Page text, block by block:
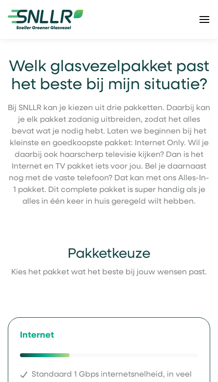
Welk glasvezelpakket past
het beste bij mijn situatie?
Bij SNLLR kan je kiezen uit drie pakketten. Daarbij kan
je elk pakket zodanig uitbreiden, zodat het alles
bevat wat je nodig hebt. Laten we beginnen bij het
kleinste en goedkoopste pakket: Internet Only. Wil je
daarbij ook haarscherp televisie kijken? Dan is het
Internet en TV pakket iets voor jou. Bel je daarnaast
nog met de vaste telefoon? Dat kan met ons Alles-In-
1 pakket. Dit complete pakket is super handig als je
alles in één keer in huis geregeld wilt hebben.
Pakketkeuze
Kies het pakket wat het beste bij jouw wensen past.
Internet
Standaard 1 Gbps internetsnelheid, in veel